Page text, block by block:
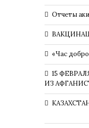
Отчеты
«Час
15
ИЗ